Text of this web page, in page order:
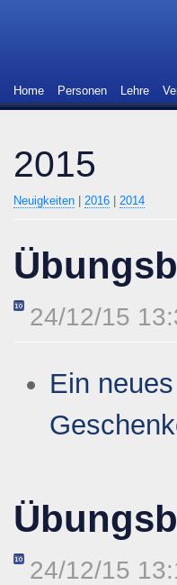
Home Personen Lehre
2015
Neuigkeiten 2016 2014
24/12/15
Ein
24/12/15